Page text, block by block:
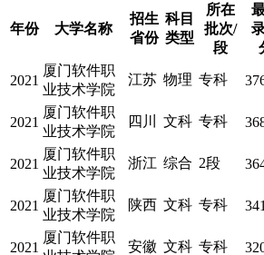
年份 大学名称
招生
省份
科目
类型
所在
批次/
段
2021
厦门软件职
业技术学院
江苏 物理 专科
2021
厦门软件职
业技术学院
四川 文科 专科
2021
厦门软件职
业技术学院
浙江 综合 2段
2021
厦门软件职
业技术学院
陕西 文科 专科 341
2021
厦门软件职
安徽 文科 专科